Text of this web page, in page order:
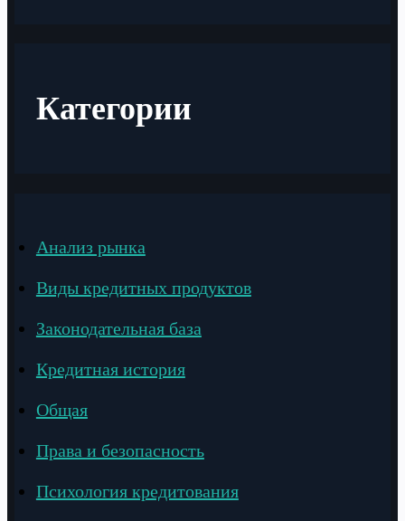
Категории
Анализ рынка
Виды кредитных продуктов
Законодательная база
Кредитная история
Общая
Права и безопасность
Психология кредитования